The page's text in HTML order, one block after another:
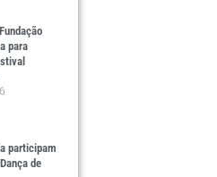
para
participam
de